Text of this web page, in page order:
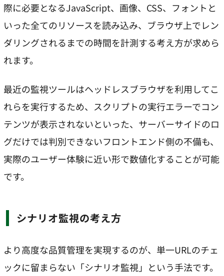
際に必要となるJavaScript、画像、CSS、フォントと
いった全てのリソースを読み込み、ブラウザ上でレン
ダリングされるまでの時間を計測する考え方が求めら
れます。
最近の監視ツールはヘッドレスブラウザを利用してこ
れらを実行するため、スクリプトの実行エラーでコン
テンツが表示されないといった、サーバーサイドのロ
グだけでは判別できないフロントエンド側の不備も、
実際のユーザー体験に近い形で数値化することが可能
です。
シナリオ監視の考え方
より高度な品質管理を実現するのが、単一URLのチェ
ックに留まらない「シナリオ監視」という手法です。